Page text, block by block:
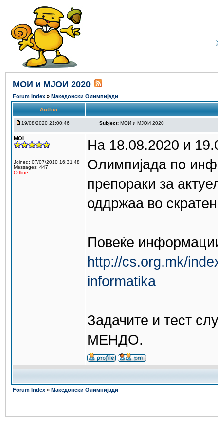
МОИ и МЈОИ 2020
Forum Index » Македонски Олимпијади
Author
19/08/2020 21:00:46 Subject: МОИ и МЈОИ 2020
MOI
Joined: 07/07/2010 16:31:48
Messages: 447
Offline
На 18.08.2020 и
Олимпијада по
препораки за
оддржаа во
Повеќе
http://cs.org.mk/
informatika
Задачите и тест
МЕНДО.
Forum Index » Македонски Олимпијади